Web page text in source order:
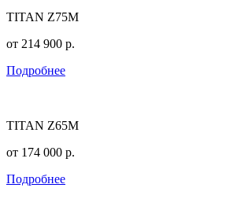
TITAN Z75M
от 214 900 р.
Подробнее
TITAN Z65M
от 174 000 р.
Подробнее